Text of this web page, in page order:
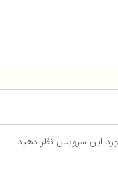
این سرویس نظر دهید